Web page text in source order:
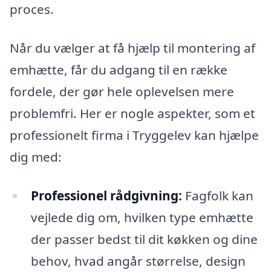
proces.
Når du vælger at få hjælp til montering af
emhætte, får du adgang til en række
fordele, der gør hele oplevelsen mere
problemfri. Her er nogle aspekter, som et
professionelt firma i Tryggelev kan hjælpe
dig med:
Professionel rådgivning: Fagfolk kan
vejlede dig om, hvilken type emhætte
der passer bedst til dit køkken og dine
behov, hvad angår størrelse, design